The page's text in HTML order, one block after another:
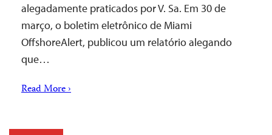
alegadamente praticados por V. Sa. Em 30 de
março, o boletim eletrônico de Miami
OffshoreAlert, publicou um relatório alegando
que…
Read More ›